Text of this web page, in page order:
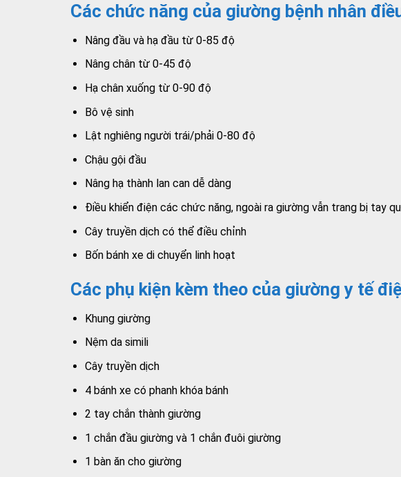
Các chức năng của giường bệnh nhân
Nâng đầu và hạ đầu từ 0-85 độ
Nâng chân từ 0-45 độ
Hạ chân xuống từ 0-90 độ
Bô vệ sinh
Lật nghiêng người trái/phải 0-80 độ
Chậu gội đầu
Nâng hạ thành lan can dễ dàng
Điều khiển điện các chức năng, ngoài ra giường vẫn trang bị tay
Cây truyền dịch có thể điều chỉnh
Bốn bánh xe di chuyển linh hoạt
Các phụ kiện kèm theo của giường y tế
Khung giường
Nệm da simili
Cây truyền dịch
4 bánh xe có phanh khóa bánh
2 tay chắn thành giường
1 chắn đầu giường và 1 chắn đuôi giường
1 bàn ăn cho giường